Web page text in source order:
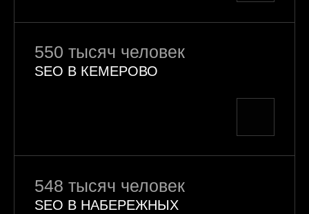
550 тысяч человек
SEO В КЕМЕРОВО
548 тысяч человек
SEO В НАБЕРЕЖНЫХ